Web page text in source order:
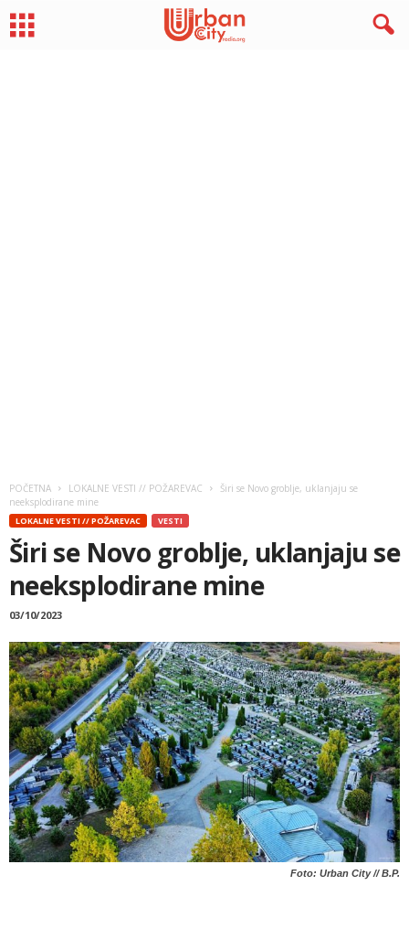
POČETNA LOKALNE VESTI // POŽAREVAC
Širi se Novo groblje, uklanjaju se
neeksplodirane mine
LOKALNE VESTI // POŽAREVAC VESTI
Širi se Novo groblje, uklanjaju se
neeksplodirane mine
03/10/2023
Foto: Urban City // B.P.